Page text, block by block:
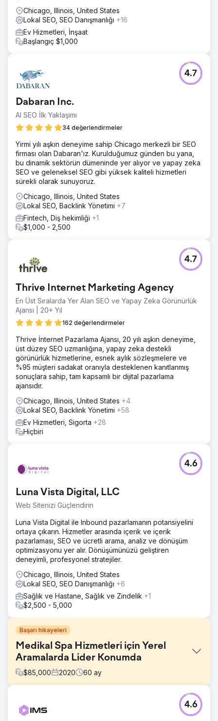
Chicago, Illinois, United States
Lokal SEO, SEO Danışmanlığı +16
Ev Hizmetleri, İnşaat
Başlangıç $1,000
Dabaran Inc.
AI SEO İlk Yaklaşımı
34 değerlendirmeler
4.7
Yirmi yılı aşkın deneyime sahip Chicago merkezli bir SEO
firması olan Dabaran'ız. Kurulduğumuz günden bu yana,
bu dinamik sektörün dümeninde yer alıyor ve yapay zeka
SEO ve geleneksel SEO gibi yüksek kaliteli hizmetleri
sürekli olarak sunuyoruz.
Chicago, Illinois, United States
Lokal SEO, Backlink Yönetimi +7
Fintech, Diş hekimliği +1
$1,000 - 2,500
Thrive Internet Marketing Agency
En Üst Sıralarda Yer Alan SEO ve Yapay Zeka Görünürlük
Ajansı | 20+ Yıl
162 değerlendirmeler
4.7
Thrive İnternet Pazarlama Ajansı, 20 yılı aşkın deneyime,
üst düzey SEO uzmanlığına, yapay zeka destekli
görünürlük hizmetlerine, esnek aylık sözleşmelere ve
%95 müşteri sadakat oranıyla desteklenen kanıtlanmış
sonuçlara sahip, tam kapsamlı bir dijital pazarlama
ajansıdır.
Chicago, Illinois, United States +4
Lokal SEO, Backlink Yönetimi +58
Ev Hizmetleri, Sigorta +28
Hiçbiri
Luna Vista Digital, LLC
Web Sitenizi Güçlendirin
4.6
Luna Vista Digital ile Inbound pazarlamanın potansiyelini
ortaya çıkarın. Hizmetler arasında içerik ve içerik
pazarlaması, SEO ve ücretli arama, analiz ve dönüşüm
optimizasyonu yer alır. Dönüşümünüzü geliştiren
deneyimli, profesyonel stratejiler.
Chicago, Illinois, United States
Lokal SEO, SEO Danışmanlığı +6
Sağlık ve Hastane, Sağlık ve Zindelik +1
$2,500 - 5,000
Başarı hikayeleri
Medikal Spa Hizmetleri için Yerel
Aramalarda Lider Konumda
$85,000 2020 60 ay
Köklü bir Med Spa'nın dijital varlığı vardı ancak öncelikli
tedavileri için görünürlüğü sıfırdı. Son derece düzenlenmiş
4.6